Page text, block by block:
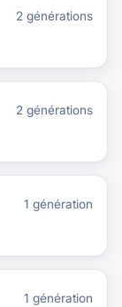
2 générations
2 générations
1 génération
1 génération